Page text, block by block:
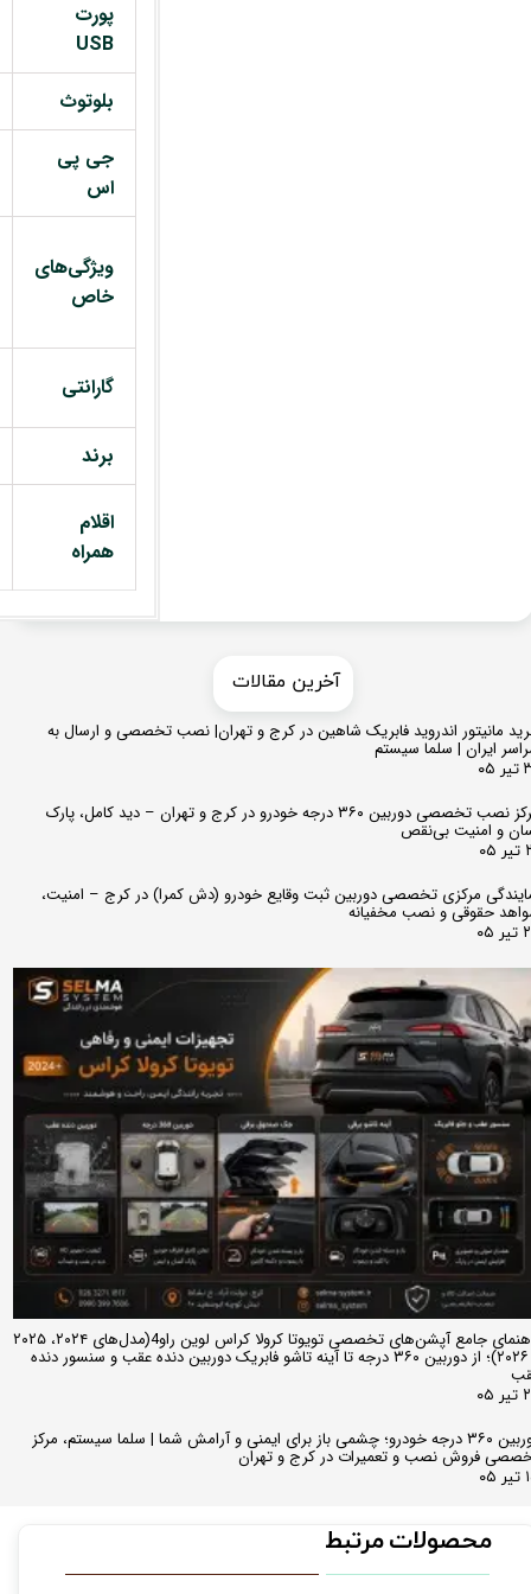
پورت
USB
بلوتوث
جی پی
اس
ویژگی‌های
خاص
گارانتی
برند
اقلام
همراه
مانیتور اندروید فابریک شاهین در کرج و تهران| نصب تخصصی و ارسال به
ایران | سلما سیستم
مرکز نصب تخصصی دوربین ۳۶۰ درجه خودرو در کرج و تهران – دید کامل، پارک
و امنیت بی‌نقص
مرکزی تخصصی دوربین ثبت وقایع خودرو (دش کمرا) در کرج – امنیت،
حقوقی و نصب مخفیانه
راهنمای جامع آپشن‌های تخصصی تویوتا کرولا کراس لوین راو4(مدل‌های ۲۰۲۴، ۲۰۲۵
و ۲۰۲۶)؛ از دوربین ۳۶۰ درجه تا آینه تاشو فابریک دوربین دنده عقب و سنسور دنده
دوربین ۳۶۰ درجه خودرو؛ چشمی باز برای ایمنی و آرامش شما | سلما سیستم، مرکز
فروش نصب و تعمیرات در کرج و تهران
​​آخرین مقالات
محصولات مرتبط